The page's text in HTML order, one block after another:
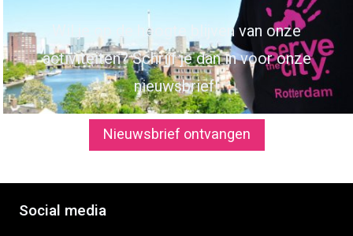
Wil je op de hoogte blijven van onze
activiteiten? Schrijf je dan in voor onze
nieuwsbrief!
Nieuwsbrief ontvangen
Social media